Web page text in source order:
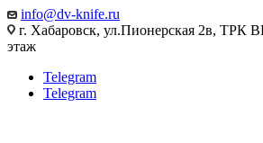
info@dv-knife.ru
г. Хабаровск, ул.Пионерская 2в, ТРК
этаж
Telegram
Telegram